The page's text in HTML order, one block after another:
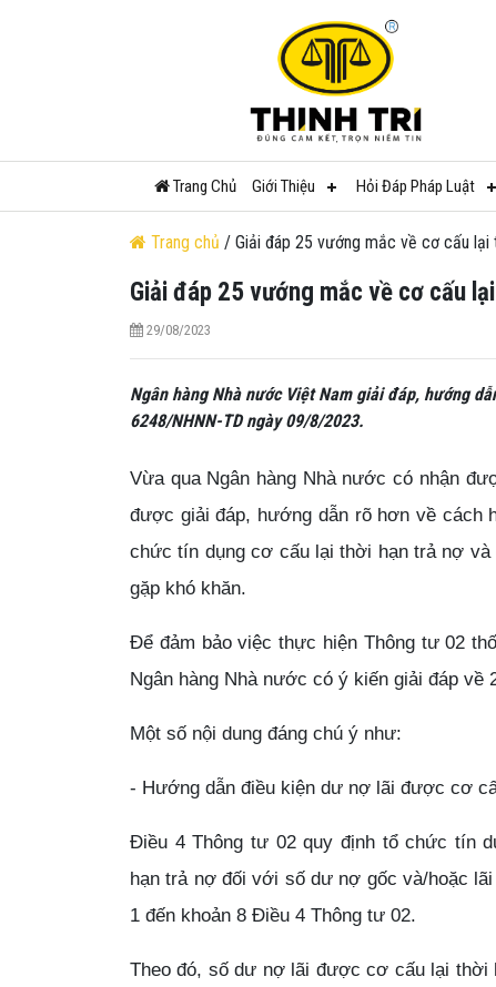
Trang Chủ Giới Thiệu Hỏi Đáp Pháp Luật
Trang chủ / Giải đáp 25 vướng mắc về cơ cấu lại
Giải đáp 25 vướng mắc về cơ cấu
29/08/2023
Ngân hàng Nhà nước Việt Nam giải đáp, hướng
6248/NHNN-TD ngày 09/8/2023.
Vừa qua Ngân hàng Nhà nước có nhận
được giải đáp, hướng dẫn rõ hơn về cách
chức tín dụng cơ cấu lại thời hạn trả nợ
gặp khó khăn.
Để đảm bảo việc thực hiện Thông tư 02
Ngân hàng Nhà nước có ý kiến giải đáp về
Một số nội dung đáng chú ý như:
- Hướng dẫn điều kiện dư nợ lãi được cơ
Điều 4 Thông tư 02 quy định tổ chức tín
hạn trả nợ đối với số dư nợ gốc và/hoặc
1 đến khoản 8 Điều 4 Thông tư 02.
Theo đó, số dư nợ lãi được cơ cấu lại
Tư vấn pháp lý doanh nghiệp